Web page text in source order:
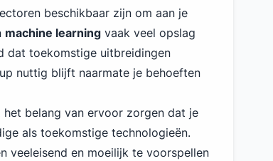
beschikbaar zijn om aan je
machine learning vaak veel opslag
dat toekomstige uitbreidingen
nuttig blijft naarmate je behoeften
belang van ervoor zorgen dat je
als toekomstige technologieën.
veeleisend en moeilijk te voorspellen